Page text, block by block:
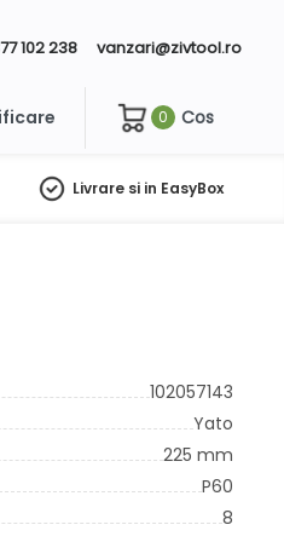
102 238 vanzari@zivtool.ro
0 Cos
Livrare si in EasyBox
102057143
Yato
225 mm
P60
8